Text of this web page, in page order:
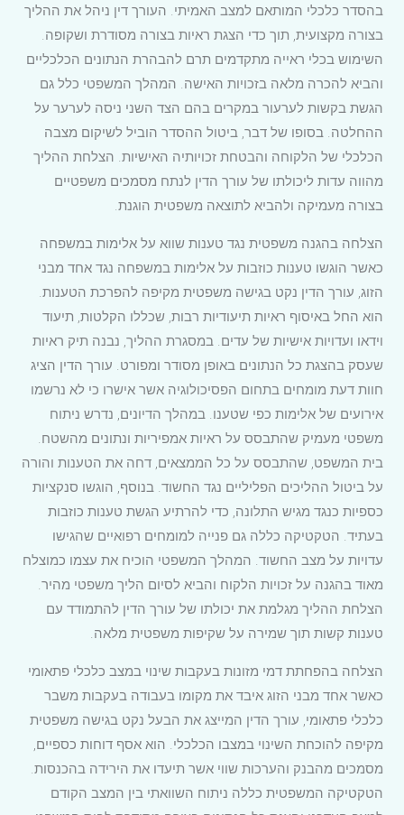
בהסדר כלכלי המותאם למצב האמיתי. העורך דין ניהל את ההליך
בצורה מקצועית, תוך כדי הצגת ראיות בצורה מסודרת ושקופה.
השימוש בכלי ראייה מתקדמים תרם להבהרת הנתונים הכלכליים
והביא להכרה מלאה בזכויות האישה. המהלך המשפטי כלל גם
הגשת בקשות לערעור במקרים בהם הצד השני ניסה לערער על
ההחלטה. בסופו של דבר, ביטול ההסדר הוביל לשיקום מצבה
הכלכלי של הלקוחה והבטחת זכויותיה האישיות. הצלחת ההליך
מהווה עדות ליכולתו של עורך הדין לנתח מסמכים משפטיים
בצורה מעמיקה ולהביא לתוצאה משפטית הוגנת.
הצלחה בהגנה משפטית נגד טענות שווא על אלימות במשפחה
כאשר הוגשו טענות כוזבות על אלימות במשפחה נגד אחד מבני
הזוג, עורך הדין נקט בגישה משפטית מקיפה להפרכת הטענות.
הוא החל באיסוף ראיות תיעודיות רבות, שכללו הקלטות, תיעוד
וידאו ועדויות אישיות של עדים. במסגרת ההליך, נבנה תיק ראיות
שעסק בהצגת כל הנתונים באופן מסודר ומפורט. עורך הדין הציג
חוות דעת מומחים בתחום הפסיכולוגיה אשר אישרו כי לא נרשמו
אירועים של אלימות כפי שטענו. במהלך הדיונים, נדרש ניתוח
משפטי מעמיק שהתבסס על ראיות אמפיריות ונתונים מהשטח.
בית המשפט, שהתבסס על כל הממצאים, דחה את הטענות והורה
על ביטול ההליכים הפליליים נגד החשוד. בנוסף, הוגשו סנקציות
כספיות כנגד מגיש התלונה, כדי להרתיע הגשת טענות כוזבות
בעתיד. הטקטיקה כללה גם פנייה למומחים רפואיים שהגישו
עדויות על מצב החשוד. המהלך המשפטי הוכיח את עצמו כמוצלח
מאוד בהגנה על זכויות הלקוח והביא לסיום הליך משפטי מהיר.
הצלחת ההליך מגלמת את יכולתו של עורך הדין להתמודד עם
טענות קשות תוך שמירה על שקיפות משפטית מלאה.
הצלחה בהפחתת דמי מזונות בעקבות שינוי במצב כלכלי פתאומי
כאשר אחד מבני הזוג איבד את מקומו בעבודה בעקבות משבר
כלכלי פתאומי, עורך הדין המייצג את הבעל נקט בגישה משפטית
מקיפה להוכחת השינוי במצבו הכלכלי. הוא אסף דוחות כספיים,
מסמכים מהבנק והערכות שווי אשר תיעדו את הירידה בהכנסות.
הטקטיקה המשפטית כללה ניתוח השוואתי בין המצב הקודם